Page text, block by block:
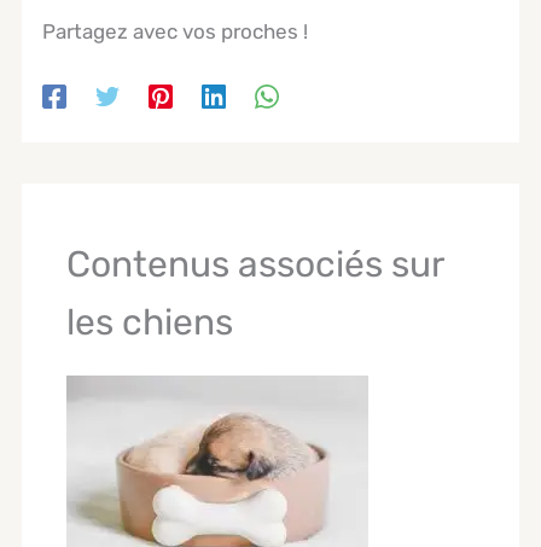
Partagez avec vos proches !
Contenus associés sur
les chiens